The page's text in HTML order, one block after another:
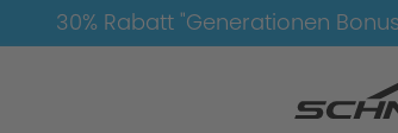
30% Rabatt "Generationen
Radsätze-